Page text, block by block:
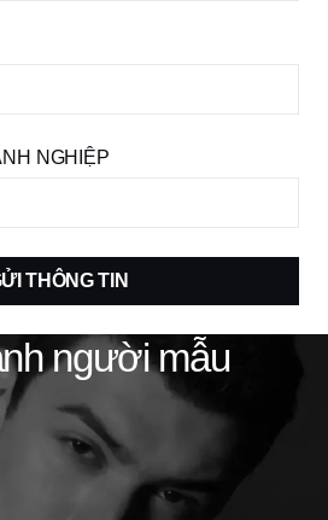
NGHIỆP
THÔNG TIN
người mẫu